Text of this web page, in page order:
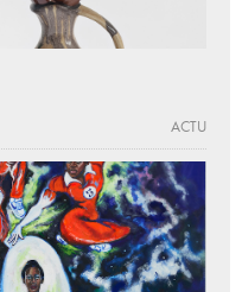
ACTU